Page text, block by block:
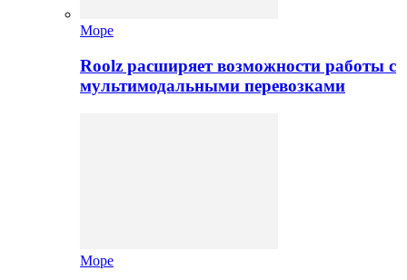
Море
Roolz расширяет возможности работы с
мультимодальными перевозками
Море